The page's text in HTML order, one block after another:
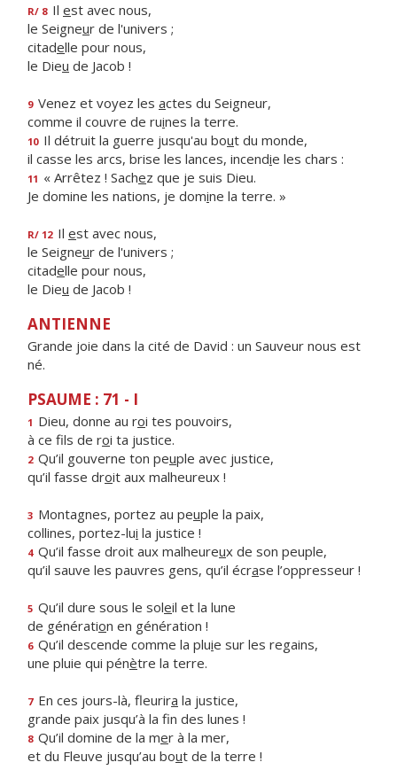
R/ 8 Il est avec nous,
le Seigneur de l'univers ;
citadelle pour nous,
le Dieu de Jacob !
9 Venez et voyez les actes du Seigneur,
comme il couvre de ruines la terre.
10 Il détruit la guerre jusqu'au bout du monde,
il casse les arcs, brise les lances, incendie les chars :
11 « Arrêtez ! Sachez que je suis Dieu.
Je domine les nations, je domine la terre. »
R/ 12 Il est avec nous,
le Seigneur de l'univers ;
citadelle pour nous,
le Dieu de Jacob !
ANTIENNE
Grande joie dans la cité de David : un Sauveur nous est
né.
PSAUME : 71 - I
1 Dieu, donne au roi tes pouvoirs,
à ce fils de roi ta justice.
2 Qu’il gouverne ton peuple avec justice,
qu’il fasse droit aux malheureux !
3 Montagnes, portez au peuple la paix,
collines, portez-lui la justice !
4 Qu’il fasse droit aux malheureux de son peuple,
qu’il sauve les pauvres gens, qu’il écrase l’oppresseur !
5 Qu’il dure sous le soleil et la lune
de génération en génération !
6 Qu’il descende comme la pluie sur les regains,
une pluie qui pénètre la terre.
7 En ces jours-là, fleurira la justice,
grande paix jusqu’à la fn des lunes !
8 Qu’il domine de la mer à la mer,
et du Fleuve jusqu’au bout de la terre !